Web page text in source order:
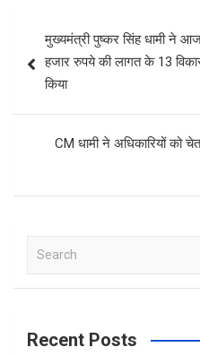
navigation
मुख्यमंत्री पुष्कर सिंह धामी ने
हजार रुपये की लागत के 13 विकास
किया
CM धामी ने अधिकारियों को
a
c
Recent Posts